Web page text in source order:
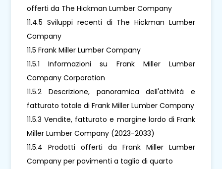
offerti da The Hickman Lumber Company
11.4.5 Sviluppi recenti di The Hickman Lumber
Company
11.5 Frank Miller Lumber Company
11.5.1 Informazioni su Frank Miller Lumber
Company Corporation
11.5.2 Descrizione, panoramica dell'attività e
fatturato totale di Frank Miller Lumber Company
11.5.3 Vendite, fatturato e margine lordo di Frank
Miller Lumber Company (2023-2033)
11.5.4 Prodotti offerti da Frank Miller Lumber
Company per pavimenti a taglio di quarto